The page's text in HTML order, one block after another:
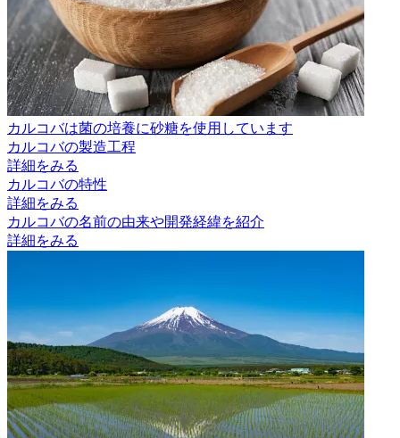
カルコバは菌の培養に砂糖を使用しています
カルコバの製造工程
詳細をみる
カルコバの特性
詳細をみる
カルコバの名前の由来や開発経緯を紹介
詳細をみる